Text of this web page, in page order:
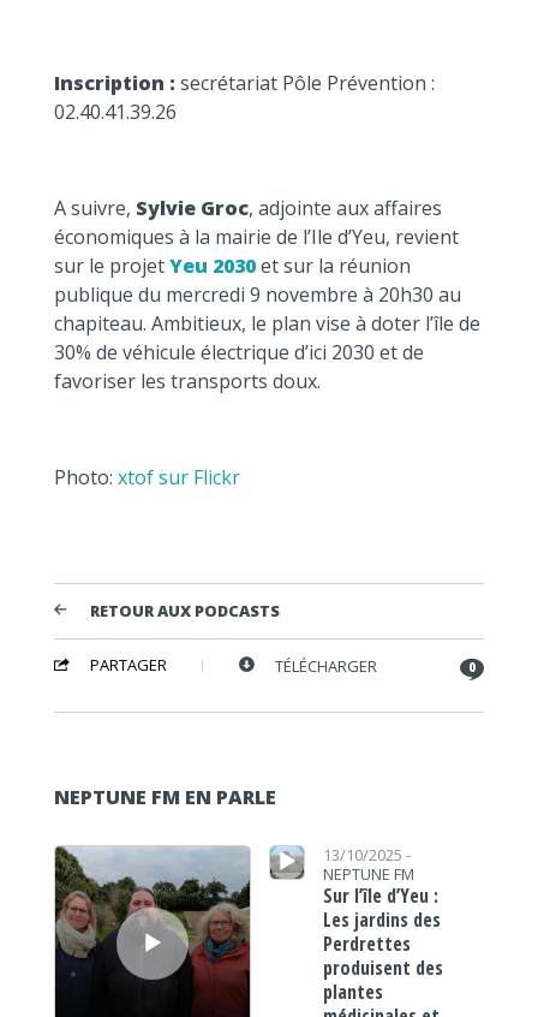
Inscription : secrétariat Pôle Prévention :
02.40.41.39.26
A suivre, Sylvie Groc, adjointe aux affaires
économiques à la mairie de l’Ile d’Yeu, revient
sur le projetYeu 2030et sur la réunion
publique du mercredi 9 novembre à 20h30 au
chapiteau. Ambitieux, le plan vise à doter l’île de
30% de véhicule électrique d’ici 2030 et de
favoriser les transports doux.
Photo: xtof sur Flickr
RETOUR AUX PODCASTS
PARTAGER TÉLÉCHARGER 0
NEPTUNE FM EN PARLE
Lecteur audio
Lecteur audio
13/10/2025 -
NEPTUNE FM
Sur l’île d’Yeu :
Les jardins des
Perdrettes
produisent des
plantes